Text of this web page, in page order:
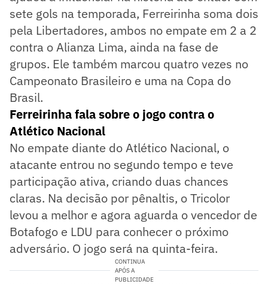
sete gols na temporada, Ferreirinha soma dois
pela Libertadores, ambos no empate em 2 a 2
contra o Alianza Lima, ainda na fase de
grupos. Ele também marcou quatro vezes no
Campeonato Brasileiro e uma na Copa do
Brasil.
Ferreirinha fala sobre o jogo contra o
Atlético Nacional
No empate diante do Atlético Nacional, o
atacante entrou no segundo tempo e teve
participação ativa, criando duas chances
claras. Na decisão por pênaltis, o Tricolor
levou a melhor e agora aguarda o vencedor de
Botafogo e LDU para conhecer o próximo
adversário. O jogo será na quinta-feira.
CONTINUA
APÓS A
PUBLICIDADE